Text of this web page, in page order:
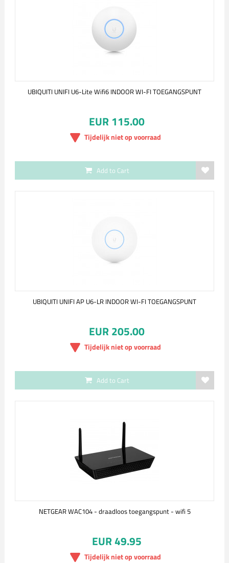
UBIQUITI UNIFI U6-Lite Wifi6 INDOOR WI-FI TOEGANGSPUNT
EUR 115.00
Tijdelijk niet op voorraad
Add to Cart
UBIQUITI UNIFI AP U6-LR INDOOR WI-FI TOEGANGSPUNT
EUR 205.00
Tijdelijk niet op voorraad
Add to Cart
NETGEAR WAC104 - draadloos toegangspunt - wifi 5
EUR 49.95
Tijdelijk niet op voorraad